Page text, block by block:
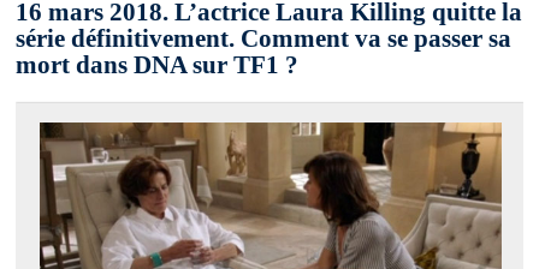
16 mars 2018. L’actrice Laura Killing quitte la
série définitivement. Comment va se passer sa
mort dans DNA sur TF1 ?